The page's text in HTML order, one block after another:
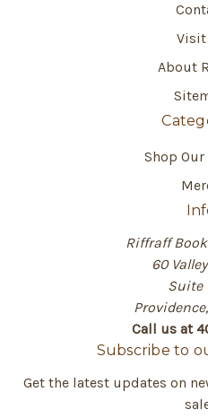
Visit
About
Shop Our
Riffraff
60
Suite
Call us at
Subscribe to
Get the latest updates on